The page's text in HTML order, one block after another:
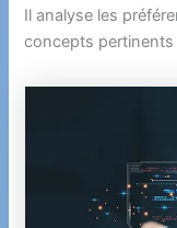
Il analyse les
concepts pertinents